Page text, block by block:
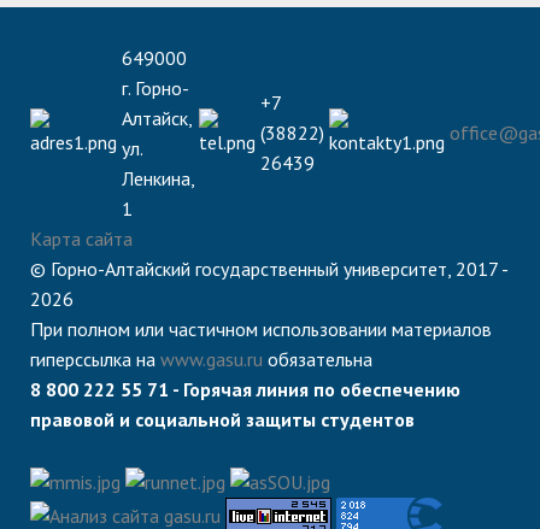
649000
г. Горно-
Алтайск,
ул.
Ленкина,
1
+7
(38822)
26439
Карта сайта
© Горно-Алтайский государственный университет, 2017 -
2026
При полном или частичном использовании материалов
гиперссылка на www.gasu.ru обязательна
8 800 222 55 71 - Горячая линия по обеспечению
правовой и социальной защиты студентов